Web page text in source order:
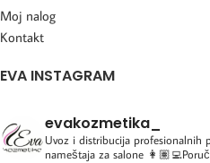
Moj nalog
Kontakt
EVA INSTAGRAM
evakozmetika_
Uvoz i distribucija profesionalnih
nameštaja za salone